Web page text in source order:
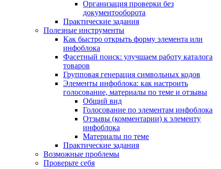
Организация проверки без
документооборота
Практические задания
Полезные инструменты
Как быстро открыть форму элемента или
инфоблока
Фасетный поиск: улучшаем работу каталога
товаров
Групповая генерация символьных кодов
Элементы инфоблока: как настроить
голосование, материалы по теме и отзывы
Общий вид
Голосование по элементам инфоблока
Отзывы (комментарии) к элементу
инфоблока
Материалы по теме
Практические задания
Возможные проблемы
Проверьте себя